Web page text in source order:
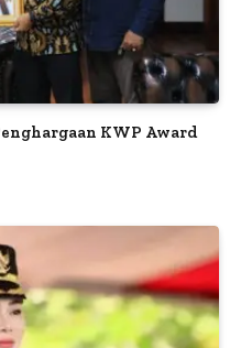
KWP Award